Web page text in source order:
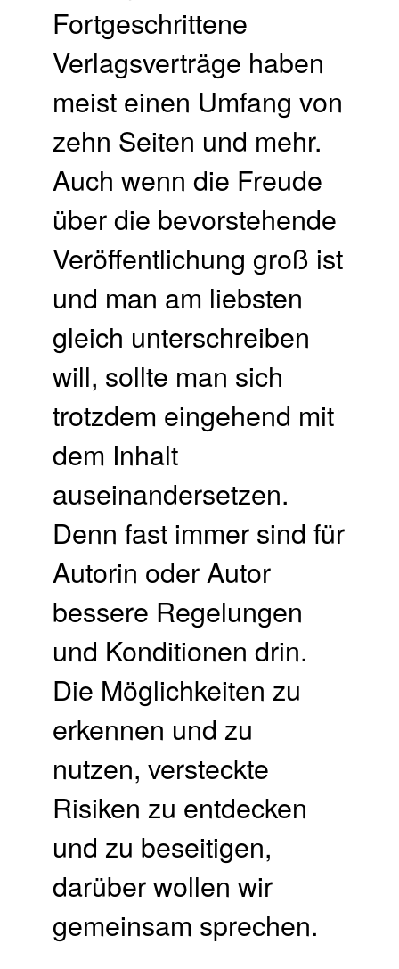
Verlagsverträge haben
meist einen Umfang von
zehn Seiten und mehr.
Auch wenn die Freude
über die bevorstehende
Veröffentlichung groß ist
und man am liebsten
gleich unterschreiben
will, sollte man sich
trotzdem eingehend mit
dem Inhalt
auseinandersetzen.
Denn fast immer sind für
Autorin oder Autor
bessere Regelungen
und Konditionen drin.
Die Möglichkeiten zu
erkennen und zu
nutzen, versteckte
Risiken zu entdecken
und zu beseitigen,
darüber wollen wir
gemeinsam sprechen.